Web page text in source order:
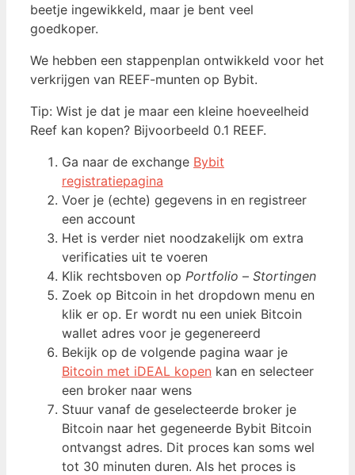
beetje ingewikkeld, maar je bent veel
goedkoper.
We hebben een stappenplan ontwikkeld voor het
verkrijgen van REEF-munten op Bybit.
Tip: Wist je dat je maar een kleine hoeveelheid
Reef kan kopen? Bijvoorbeeld 0.1 REEF.
Ga naar de exchange Bybit
registratiepagina
Voer je (echte) gegevens in en registreer
een account
Het is verder niet noodzakelijk om extra
verificaties uit te voeren
Klik rechtsboven op Portfolio – Stortingen
Zoek op Bitcoin in het dropdown menu en
klik er op. Er wordt nu een uniek Bitcoin
wallet adres voor je gegenereerd
Bekijk op de volgende pagina waar je
Bitcoin met iDEAL kopen kan en selecteer
een broker naar wens
Stuur vanaf de geselecteerde broker je
Bitcoin naar het gegeneerde Bybit Bitcoin
ontvangst adres. Dit proces kan soms wel
tot 30 minuten duren. Als het proces is